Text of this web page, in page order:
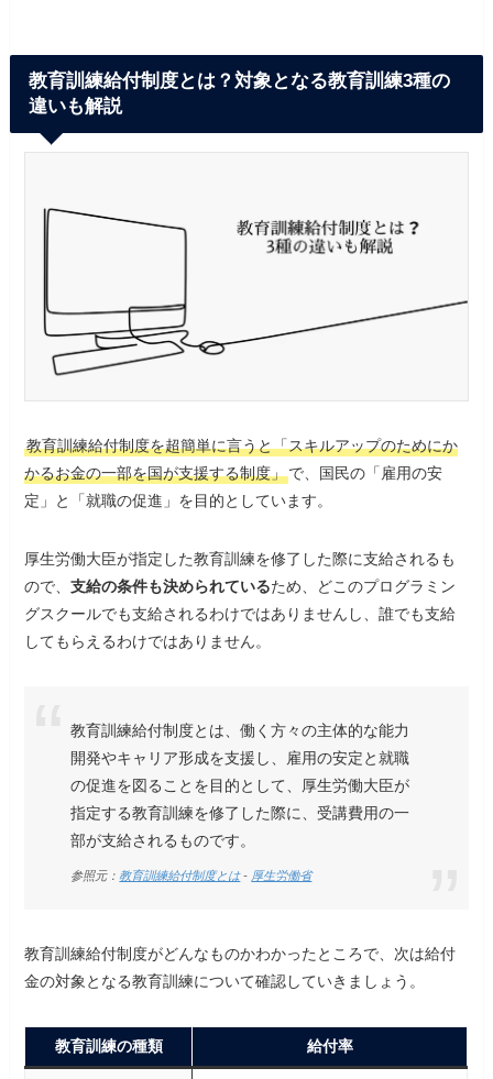
教育訓練給付制度とは？対象となる教育訓練3種の
違いも解説
教育訓練給付制度を超簡単に言うと「スキルアップのためにか
かるお金の一部を国が支援する制度」で、国民の「雇用の安
定」と「就職の促進」を目的としています。
厚生労働大臣が指定した教育訓練を修了した際に支給されるも
ので、支給の条件も決められているため、どこのプログラミン
グスクールでも支給されるわけではありませんし、誰でも支給
してもらえるわけではありません。
教育訓練給付制度とは、働く方々の主体的な能力
開発やキャリア形成を支援し、雇用の安定と就職
の促進を図ることを目的として、厚生労働大臣が
指定する教育訓練を修了した際に、受講費用の一
部が支給されるものです。
参照元： 教育訓練給付制度とは- 厚生労働省
教育訓練給付制度がどんなものかわかったところで、次は給付
金の対象となる教育訓練について確認していきましょう。
教育訓練の種類 給付率